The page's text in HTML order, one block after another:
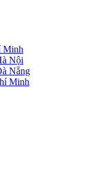
Minh
Nội
Nẵng
Minh